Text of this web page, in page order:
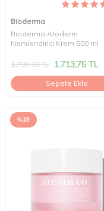
Bioderma
Bioderma Atoderm
Nemlendirici Krem 500 ml
1.799,00TL 1.713,75 TL
Sepete Ekle
%19